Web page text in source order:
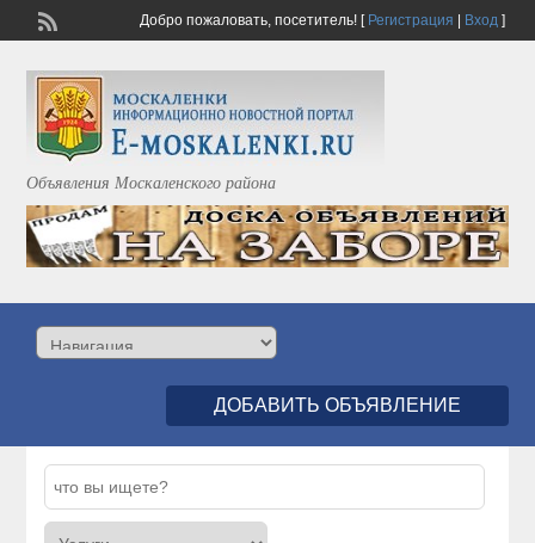
Добро пожаловать, посетитель![ Регистрация Вход]
Объявления Москаленского района
ДОБАВИТЬ ОБЪЯВЛЕНИЕ